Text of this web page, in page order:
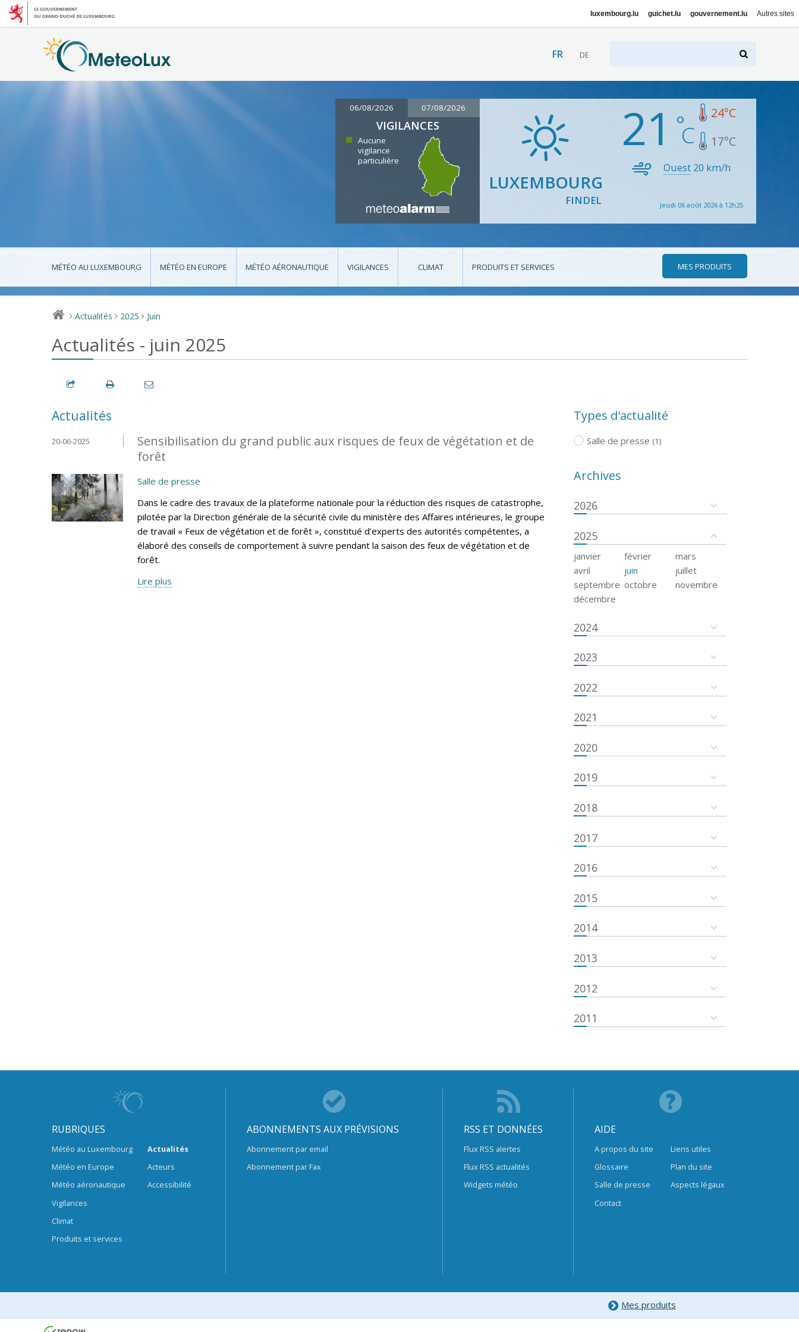
luxembourg.lu guichet.lu gouvernement.lu Autres sites
FR DE
06/08/2026 07/08/2026
VIGILANCES
Aucune
vigilance
particulière
LUXEMBOURG
FINDEL
21 24°C
17°C
Ouest 20 km/h
Jeudi 06 août 2026 à 12h25
MÉTÉO AU LUXEMBOURG MÉTÉO EN EUROPE MÉTÉO AÉRONAUTIQUE VIGILANCES CLIMAT PRODUITS ET SERVICES MES PRODUITS
> Actualités > 2025 > Juin
Actualités - juin 2025
Actualités
Sensibilisation du grand public aux risques de feux de végétation et de
forêt
20-06-2025
Salle de presse
Dans le cadre des travaux de la plateforme nationale pour la réduction des risques de catastrophe,
pilotée par la Direction générale de la sécurité civile du ministère des Affaires intérieures, le groupe
de travail « Feux de végétation et de forêt », constitué d’experts des autorités compétentes, a
élaboré des conseils de comportement à suivre pendant la saison des feux de végétation et de
forêt.
Lire plus
Types d'actualité
Salle de presse (1)
Archives
2026
2025
janvier février
mars
avril
juin
juillet
septembre octobre
novembre
décembre
2024
2023
2022
2021
2020
2019
2018
2017
2016
2015
2014
2013
2012
2011
RUBRIQUES
Météo au Luxembourg
Météo en Europe
Météo aéronautique
Vigilances
Climat
Produits et services
Actualités
Acteurs
Accessibilité
ABONNEMENTS AUX PRÉVISIONS
Abonnement par email
Abonnement par Fax
RSS ET DONNÉES
Flux RSS alertes
Flux RSS actualités
Widgets météo
AIDE
A propos du site
Glossaire
Salle de presse
Contact
Liens utiles
Plan du site
Aspects légaux
Mes produits